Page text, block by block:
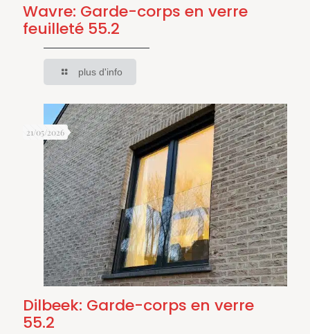
Wavre: Garde-corps en verre
feuilleté 55.2
plus d'info
21/05/2026
Dilbeek: Garde-corps en verre
55.2